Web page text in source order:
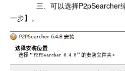
三、可以选择P2pSearcher
一步】。